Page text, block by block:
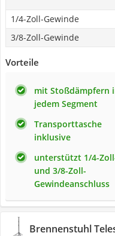
1/4-Zoll-Gewinde
3/8-Zoll-Gewinde
Vorteile
mit Stoßdämpfern
jedem Segment
Transporttasche
inklusive
unterstützt 1/4-
und 3/8-Zoll-
Gewindeanschluss
Brennenstuhl